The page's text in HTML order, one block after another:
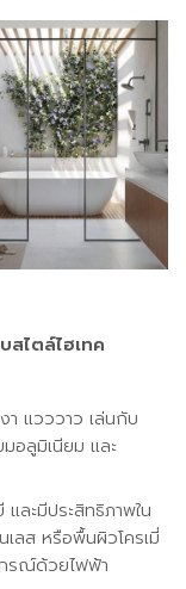
สไตล์ไฮเทค
า แวววาว เล่นกับ
มอลูมิเนียม และ
และมีประสิทธิภาพใน
เลส หรือพื้นผิวโครเมี่
รณ์ด้วยไฟฟ้า